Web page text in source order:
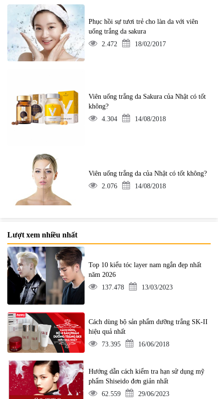
Phục hồi sự tươi trẻ cho làn da với viên
uống trắng da sakura
2.472
18/02/2017
Viên uống trắng da Sakura của Nhật có tốt
không?
4.304
14/08/2018
Viên uống trắng da của Nhật có tốt không?
2.076
14/08/2018
Lượt xem nhiều nhất
Top 10 kiểu tóc layer nam ngắn đẹp nhất
năm 2026
137.478
13/03/2023
Cách dùng bộ sản phẩm dưỡng trắng SK-II
hiệu quả nhất
73.395
16/06/2018
Hướng dẫn cách kiểm tra hạn sử dụng mỹ
phẩm Shiseido đơn giản nhất
62.559
29/06/2023